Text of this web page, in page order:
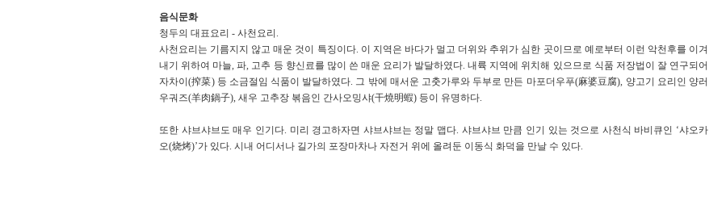
음식문화
청두의 대표요리 - 사천요리.
사천요리는 기름지지 않고 매운 것이 특징이다. 이 지역은 바다가 멀고 더위와 추위가 심한 곳이므로 예로부터 이런 악천후를 이겨
내기 위하여 마늘, 파, 고추 등 향신료를 많이 쓴 매운 요리가 발달하였다. 내륙 지역에 위치해 있으므로 식품 저장법이 잘 연구되어
자차이(搾菜) 등 소금절임 식품이 발달하였다. 그 밖에 매서운 고춧가루와 두부로 만든 마포더우푸(麻婆豆腐), 양고기 요리인 양러
우궈즈(羊肉鍋子), 새우 고추장 볶음인 간사오밍샤(干燒明蝦) 등이 유명하다.
또한 샤브샤브도 매우 인기다. 미리 경고하자면 샤브샤브는 정말 맵다. 샤브샤브 만큼 인기 있는 것으로 사천식 바비큐인 ‘샤오카
오(烧烤)’가 있다. 시내 어디서나 길가의 포장마차나 자전거 위에 올려둔 이동식 화덕을 만날 수 있다.